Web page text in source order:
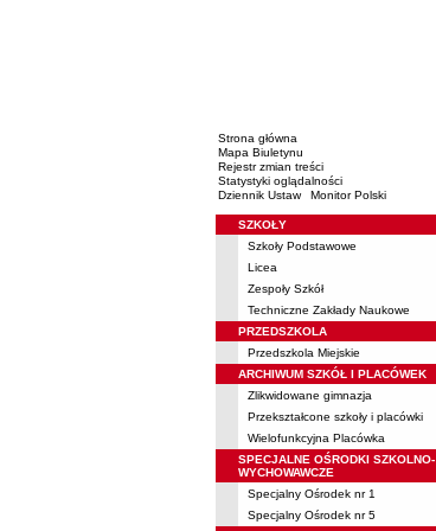
Strona główna
Mapa Biuletynu
Rejestr zmian treści
Statystyki oglądalności
Dziennik Ustaw
Monitor Polski
Menu
SZKOŁY
Szkoły Podstawowe
Licea
Zespoły Szkół
Techniczne Zakłady Naukowe
PRZEDSZKOLA
Przedszkola Miejskie
ARCHIWUM SZKÓŁ I PLACÓWEK
Zlikwidowane gimnazja
Przekształcone szkoły i placówki
Wielofunkcyjna Placówka
SPECJALNE OŚRODKI SZKOLNO-
WYCHOWAWCZE
Specjalny Ośrodek nr 1
Specjalny Ośrodek nr 5